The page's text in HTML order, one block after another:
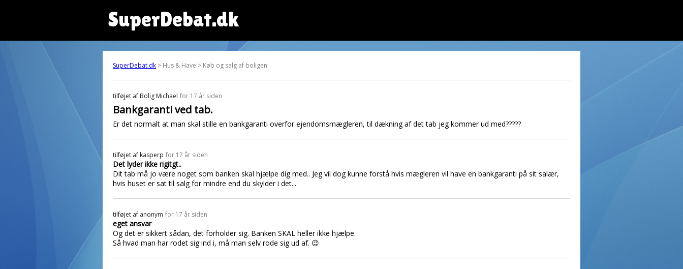
SuperDebat.dk
SuperDebat.dk > Hus & Have > Køb og salg af boligen
tilføjet af Bolig Michael for 17 år siden
Bankgaranti ved tab.
Er det normalt at man skal stille en bankgaranti overfor ejendomsmægleren, til dækning af det tab jeg kommer ud med?????
tilføjet af kasperp for 17 år siden
Det lyder ikke rigitgt..
Dit tab må jo være noget som banken skal hjælpe dig med.. Jeg vil dog kunne forstå hvis mægleren vil have en bankgaranti på sit salær,
hvis huset er sat til salg for mindre end du skylder i det...
tilføjet af anonym for 17 år siden
eget ansvar
Og det er sikkert sådan, det forholder sig. Banken SKAL heller ikke hjælpe.
Så hvad man har rodet sig ind i, må man selv rode sig ud af. 😉